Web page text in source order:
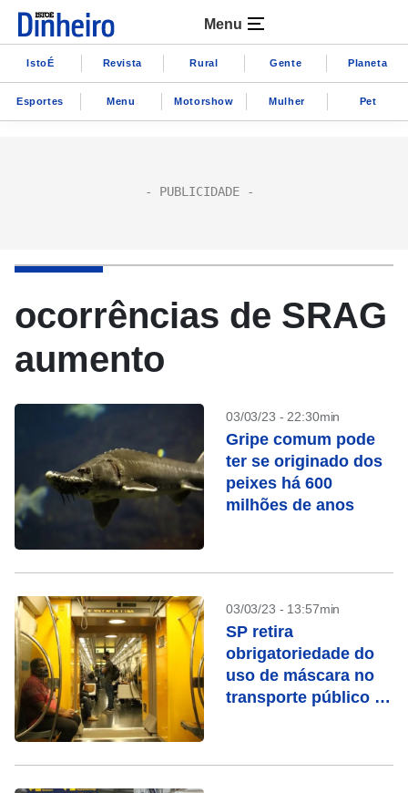
Menu
IstoÉ Revista Rural Gente Planeta
Esportes Menu Motorshow Mulher Pet
ocorrências de SRAG
aumento
03/03/23 - 22:30min
Gripe comum pode
ter se originado dos
peixes há 600
milhões de anos
03/03/23 - 13:57min
SP retira
obrigatoriedade do
uso de máscara no
transporte público a